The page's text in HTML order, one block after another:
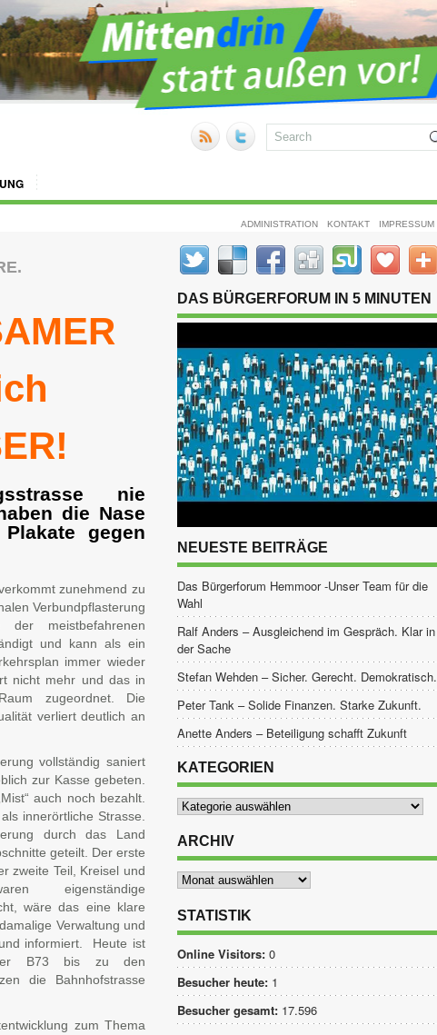
ADMINISTRATION KONTAKT IMPRESSUM
nie
die Nase
gegen
zunehmend zu
Verbundpflasterung
meistbefahrenen
und kann als ein
immer wieder
nicht mehr und das in
zugeordnet. Die
verliert deutlich an
vollständig saniert
zur Kasse gebeten.
auch noch bezahlt.
innerörtliche Strasse.
durch das Land
geteilt. Der erste
zweite Teil, Kreisel und
eigenständige
wäre das eine klare
Verwaltung und
informiert. Heute ist
der B73 bis zu den
die Bahnhofstrasse
zum Thema
DAS BÜRGERFORUM IN 5 MINUTEN
NEUESTE BEITRÄGE
Das Bürgerforum Hemmoor -Unser Team für die
Wahl
Ralf Anders – Ausgleichend im Gespräch. Klar in
der Sache
Stefan Wehden – Sicher. Gerecht. Demokratisch.
Peter Tank – Solide Finanzen. Starke Zukunft.
Anette Anders – Beteiligung schafft Zukunft
KATEGORIEN
Kategorien
ARCHIV
Archiv
STATISTIK
Online Visitors: 0
Besucher heute: 1
Besucher gesamt: 17.596